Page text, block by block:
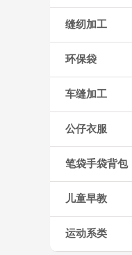
缝纫加工
环保袋
车缝加工
公仔衣服
笔袋手袋背包
儿童早教
运动系类